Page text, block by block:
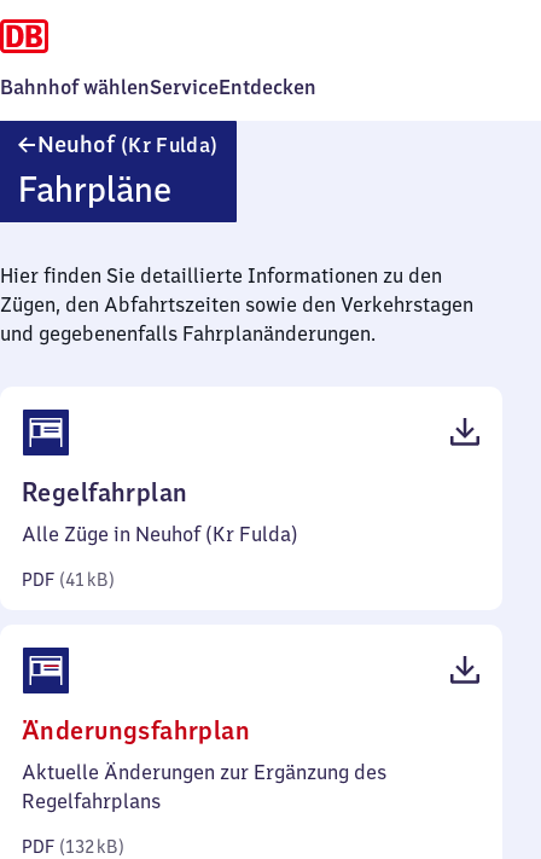
Bahnhof wählenServiceEntdecken
Neuhof (Kr Fulda)
Fahrpläne
Hier finden Sie detaillierte Informationen zu den
Zügen, den Abfahrtszeiten sowie den Verkehrstagen
und gegebenenfalls Fahrplanänderungen.
Regelfahrplan
41
Alle Züge in Neuhof (Kr Fulda)
PDF (41 kB)
Änderungsfahrplan
132
Aktuelle Änderungen zur Ergänzung des
Regelfahrplans
PDF (132 kB)